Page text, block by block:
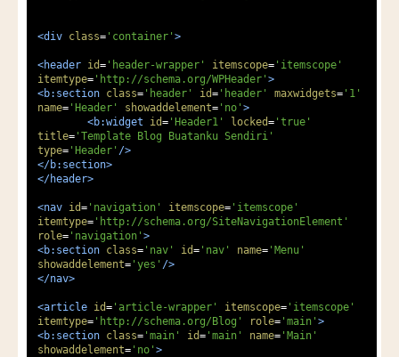
<div class= 'container' >
<header id= 'header-wrapper' itemscope= 'itemscope'
itemtype= 'http://schema.org/WPHeader' >
<b:section class= 'header' id= 'header' maxwidgets= '1'
name= 'Header' showaddelement= 'no' >
<b:widget
id= 'Header1' locked= 'true'
title= 'Template Blog Buatanku Sendiri'
type= 'Header' />
</b:section>
</header>
<nav id= 'navigation' itemscope= 'itemscope'
itemtype= 'http://schema.org/SiteNavigationElement'
role= 'navigation' >
<b:section class= 'nav' id= 'nav' name= 'Menu'
showaddelement= 'yes' />
</nav>
<article id= 'article-wrapper' itemscope= 'itemscope'
itemtype= 'http://schema.org/Blog' role= 'main' >
<b:section class= 'main' id= 'main' name= 'Main'
showaddelement= 'no' >